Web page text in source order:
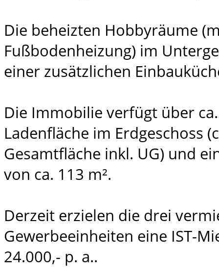
Die beheizten Hobbyräume
Fußbodenheizung) im
einer zusätzlichen
Die Immobilie verfügt über
Ladenfläche im Erdgeschoss
Gesamtfläche inkl. UG) und
von ca. 113 m².
Derzeit erzielen die drei
Gewerbeeinheiten eine IST-
24.000,- p. a..